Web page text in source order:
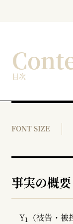
目次
FONT SIZE
事実の概要
Y1
（被告・